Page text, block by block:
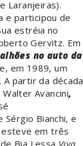
Laranjeiras).
e participou de
estréia no
Gervitz. Em
no auto da
em 1989, um
A partir da década
Avancini,
Sérgio Bianchi, e
esteve em três